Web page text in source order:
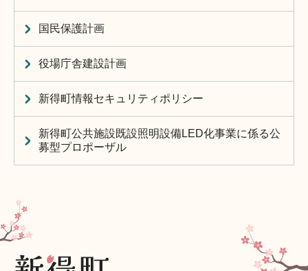
国民保護計画
役場庁舎建設計画
新得町情報セキュリティポリシー
新得町公共施設既設照明設備LED化事業に係る公
募型プロポーザル